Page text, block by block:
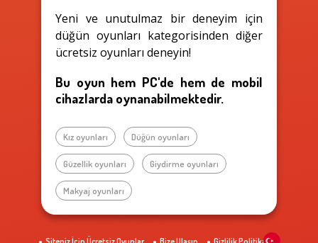
Yeni ve unutulmaz bir deneyim için
düğün oyunları kategorisinden diğer
ücretsiz oyunları deneyin!
Bu oyun hem PC'de hem de mobil
cihazlarda oynanabilmektedir.
Kız oyunları Düğün oyunları
Güzellik oyunları Giydirme oyunları
Makyaj oyunları